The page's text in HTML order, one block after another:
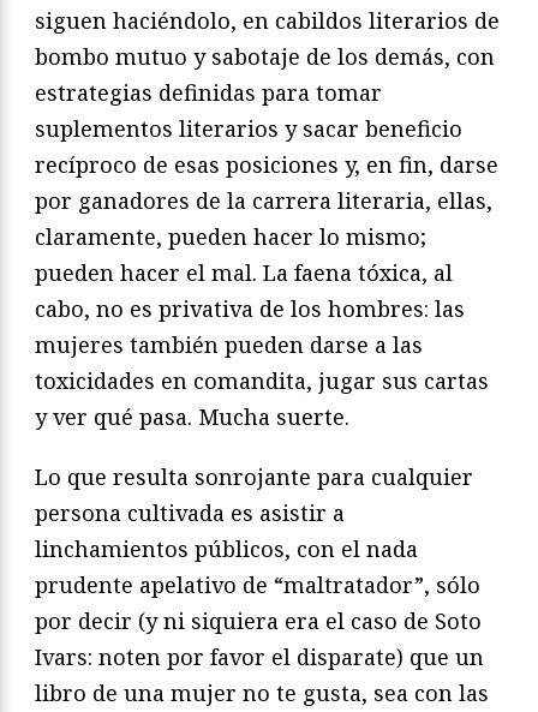
siguen haciéndolo, en cabildos literarios de
bombo mutuo y sabotaje de los demás, con
estrategias definidas para tomar
suplementos literarios y sacar beneficio
recíproco de esas posiciones y, en fin, darse
por ganadores de la carrera literaria, ellas,
claramente, pueden hacer lo mismo;
pueden hacer el mal. La faena tóxica, al
cabo, no es privativa de los hombres: las
mujeres también pueden darse a las
toxicidades en comandita, jugar sus cartas
y ver qué pasa. Mucha suerte.
Lo que resulta sonrojante para cualquier
persona cultivada es asistir a
linchamientos públicos, con el nada
prudente apelativo de “maltratador”, sólo
por decir (y ni siquiera era el caso de Soto
Ivars: noten por favor el disparate) que un
libro de una mujer no te gusta, sea con las